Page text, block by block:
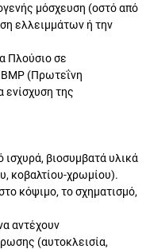
μόσχευση (οστό από
ελλειμμάτων ή την
Πλούσιο σε
(Πρωτεΐνη
ενίσχυση της
βιοσυμβατά υλικά
κοβαλτίου-χρωμίου).
κόψιμο, το σχηματισμό,
αντέχουν
(αυτοκλεισία,